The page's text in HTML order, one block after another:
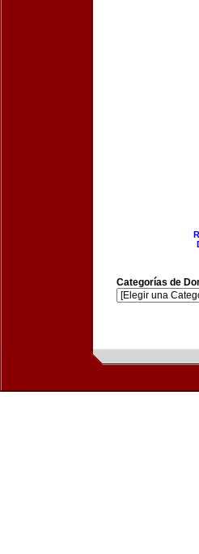
Categorías de